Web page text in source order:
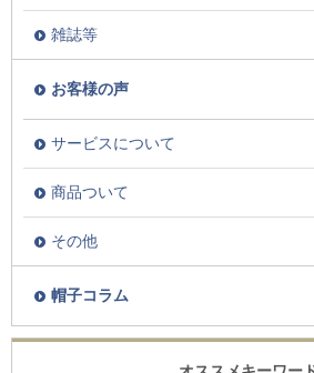
雑誌等
お客様の声
サービスについて
商品ついて
その他
帽子コラム